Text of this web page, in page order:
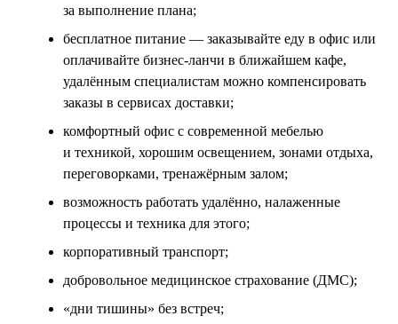
за выполнение плана;
бесплатное питание — заказывайте еду в офис или
оплачивайте бизнес-ланчи в ближайшем кафе,
удалённым специалистам можно компенсировать
заказы в сервисах доставки;
комфортный офис с современной мебелью
и техникой, хорошим освещением, зонами отдыха,
переговорками, тренажёрным залом;
возможность работать удалённо, налаженные
процессы и техника для этого;
корпоративный транспорт;
добровольное медицинское страхование (ДМС);
«дни тишины» без встреч;